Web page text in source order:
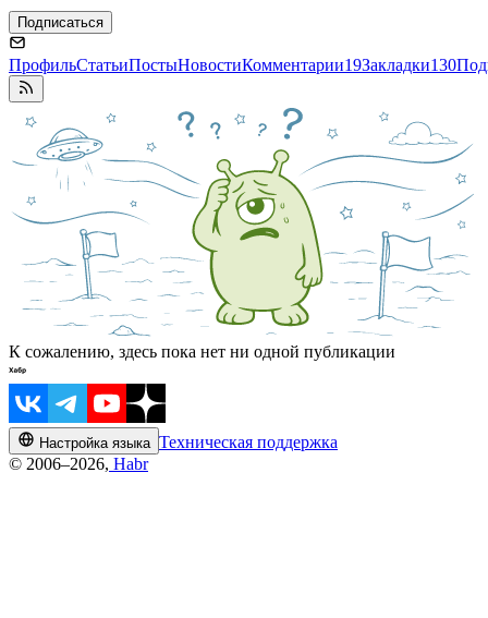
Подписаться
ПрофильСтатьиПостыНовостиКомментарии19Закладки130
К сожалению, здесь пока нет ни одной публикации
Настройка языка Техническая поддержка
© 2006–2026, Habr